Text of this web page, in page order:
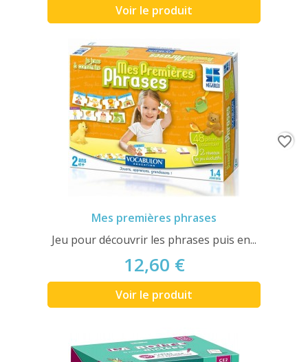
Voir le produit
Mes premières phrases
Jeu pour découvrir les phrases puis en...
12,60 €
Voir le produit
favorite_border